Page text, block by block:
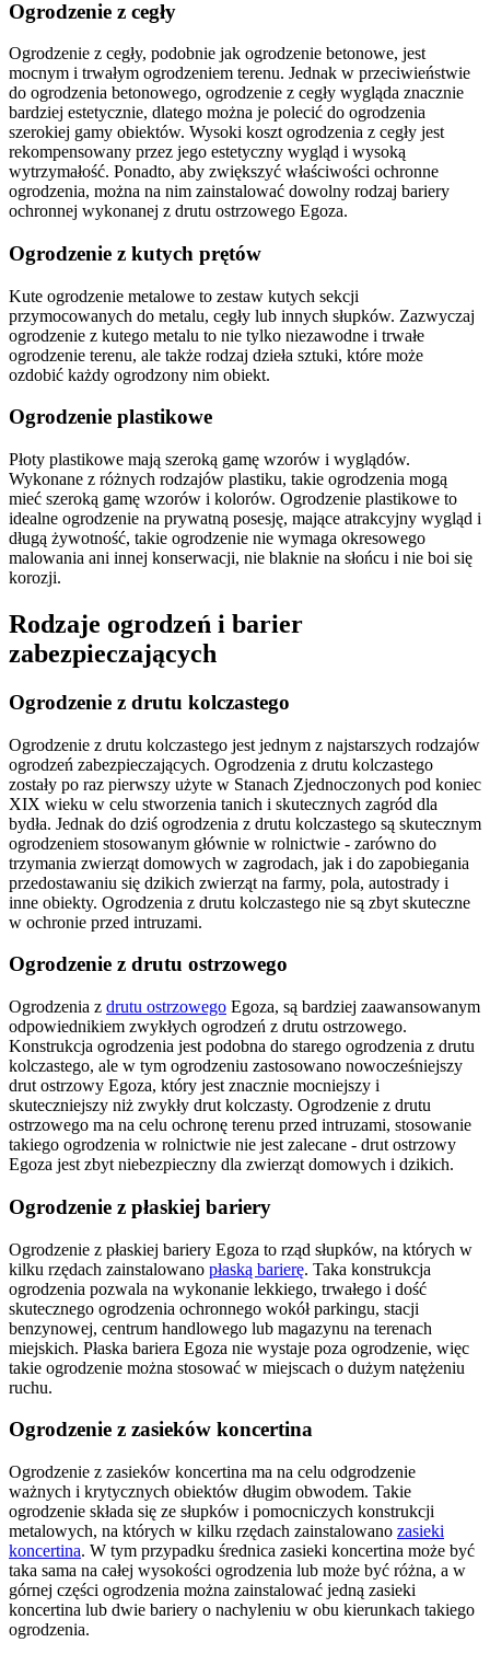
Ogrodzenie z cegły
Ogrodzenie z cegły, podobnie jak ogrodzenie betonowe, jest
mocnym i trwałym ogrodzeniem terenu. Jednak w przeciwieństwie
do ogrodzenia betonowego, ogrodzenie z cegły wygląda znacznie
bardziej estetycznie, dlatego można je polecić do ogrodzenia
szerokiej gamy obiektów. Wysoki koszt ogrodzenia z cegły jest
rekompensowany przez jego estetyczny wygląd i wysoką
wytrzymałość. Ponadto, aby zwiększyć właściwości ochronne
ogrodzenia, można na nim zainstalować dowolny rodzaj bariery
ochronnej wykonanej z drutu ostrzowego Egoza.
Ogrodzenie z kutych prętów
Kute ogrodzenie metalowe to zestaw kutych sekcji
przymocowanych do metalu, cegły lub innych słupków. Zazwyczaj
ogrodzenie z kutego metalu to nie tylko niezawodne i trwałe
ogrodzenie terenu, ale także rodzaj dzieła sztuki, które może
ozdobić każdy ogrodzony nim obiekt.
Ogrodzenie plastikowe
Płoty plastikowe mają szeroką gamę wzorów i wyglądów.
Wykonane z różnych rodzajów plastiku, takie ogrodzenia mogą
mieć szeroką gamę wzorów i kolorów. Ogrodzenie plastikowe to
idealne ogrodzenie na prywatną posesję, mające atrakcyjny wygląd i
długą żywotność, takie ogrodzenie nie wymaga okresowego
malowania ani innej konserwacji, nie blaknie na słońcu i nie boi się
korozji.
Rodzaje ogrodzeń i barier
zabezpieczających
Ogrodzenie z drutu kolczastego
Ogrodzenie z drutu kolczastego jest jednym z najstarszych rodzajów
ogrodzeń zabezpieczających. Ogrodzenia z drutu kolczastego
zostały po raz pierwszy użyte w Stanach Zjednoczonych pod koniec
XIX wieku w celu stworzenia tanich i skutecznych zagród dla
bydła. Jednak do dziś ogrodzenia z drutu kolczastego są skutecznym
ogrodzeniem stosowanym głównie w rolnictwie - zarówno do
trzymania zwierząt domowych w zagrodach, jak i do zapobiegania
przedostawaniu się dzikich zwierząt na farmy, pola, autostrady i
inne obiekty. Ogrodzenia z drutu kolczastego nie są zbyt skuteczne
w ochronie przed intruzami.
Ogrodzenie z drutu ostrzowego
Ogrodzenia z drutu ostrzowego Egoza, są bardziej zaawansowanym
odpowiednikiem zwykłych ogrodzeń z drutu ostrzowego.
Konstrukcja ogrodzenia jest podobna do starego ogrodzenia z drutu
kolczastego, ale w tym ogrodzeniu zastosowano nowocześniejszy
drut ostrzowy Egoza, który jest znacznie mocniejszy i
skuteczniejszy niż zwykły drut kolczasty. Ogrodzenie z drutu
ostrzowego ma na celu ochronę terenu przed intruzami, stosowanie
takiego ogrodzenia w rolnictwie nie jest zalecane - drut ostrzowy
Egoza jest zbyt niebezpieczny dla zwierząt domowych i dzikich.
Ogrodzenie z płaskiej bariery
Ogrodzenie z płaskiej bariery Egoza to rząd słupków, na których w
kilku rzędach zainstalowano płaską barierę. Taka konstrukcja
ogrodzenia pozwala na wykonanie lekkiego, trwałego i dość
skutecznego ogrodzenia ochronnego wokół parkingu, stacji
benzynowej, centrum handlowego lub magazynu na terenach
miejskich. Płaska bariera Egoza nie wystaje poza ogrodzenie, więc
takie ogrodzenie można stosować w miejscach o dużym natężeniu
ruchu.
Ogrodzenie z zasieków koncertina
Ogrodzenie z zasieków koncertina ma na celu odgrodzenie
ważnych i krytycznych obiektów długim obwodem. Takie
ogrodzenie składa się ze słupków i pomocniczych konstrukcji
metalowych, na których w kilku rzędach zainstalowano zasieki
koncertina. W tym przypadku średnica zasieki koncertina może być
taka sama na całej wysokości ogrodzenia lub może być różna, a w
górnej części ogrodzenia można zainstalować jedną zasieki
koncertina lub dwie bariery o nachyleniu w obu kierunkach takiego
ogrodzenia.